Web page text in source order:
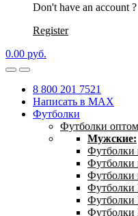
Don't have an account ?
Register
0.00 руб.
8 800 201 7521
Написать в MAX
Футболки
Футболки оптом
Мужские:
Футболки
Футболки
Футболки
Футболки
Футболки